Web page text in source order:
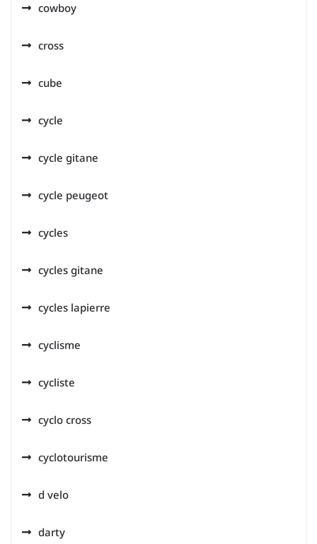
cowboy
cross
cube
cycle
cycle gitane
cycle peugeot
cycles
cycles gitane
cycles lapierre
cyclisme
cycliste
cyclo cross
cyclotourisme
d velo
darty